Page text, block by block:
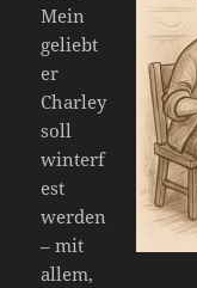
Mein
geliebt
er
Charley
soll
winterf
est
werden
– mit
allem,